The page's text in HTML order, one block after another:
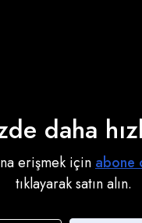
daha
erişmek için abone
tıklayarak satın alın.